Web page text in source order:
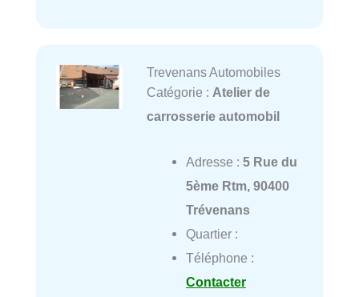
Trevenans Automobiles
Catégorie : Atelier de
carrosserie automobil
Adresse : 5 Rue du
5ème Rtm, 90400
Trévenans
Quartier :
Téléphone :
Contacter